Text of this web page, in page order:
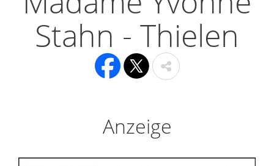
Stahn - Thielen
Anzeige